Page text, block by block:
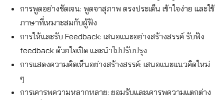
การพูดอย่างชัดเจน: พูดจาสุภาพ ตรงประเด็น เข้าใจง่าย และใช้
ภาษาที่เหมาะสมกับผู้ฟัง
การให้และรับ Feedback: เสนอแนะอย่างสร้างสรรค์ รับฟัง
feedback ด้วยใจเปิด และนำไปปรับปรุง
การแสดงความคิดเห็นอย่างสร้างสรรค์: เสนอแนะแนวคิดใหม่
ๆ
การเคารพความหลากหลาย: ยอมรับและเคารพความแตกต่าง